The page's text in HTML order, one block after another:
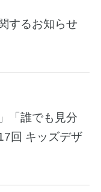
するお知らせ
「誰でも見分
回 キッズデザ